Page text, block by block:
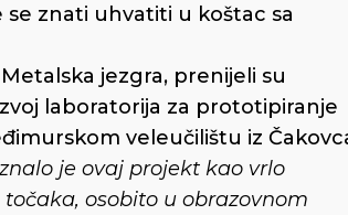
znati uhvatiti u koštac sa
jezgra, prenijeli su
laboratorija za prototipiranje
veleučilištu iz
je ovaj projekt kao vrlo
osobito u obrazovnom